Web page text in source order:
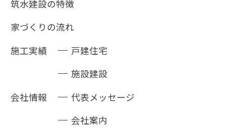
筑水建設の特徴
家づくりの流れ
施工実績
戸建住宅
施設建設
会社情報
代表メッセージ
会社案内